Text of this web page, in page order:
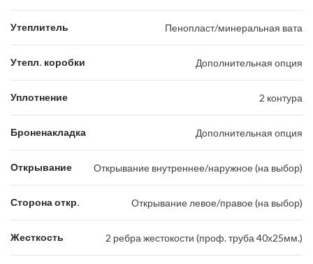
Утеплитель Пенопласт/минеральная вата
Утепл. коробки Дополнительная опция
Уплотнение 2 контура
Броненакладка Дополнительная опция
Открывание Открывание внутреннее/наружное (на выбор)
Сторона откр. Открывание левое/правое (на выбор)
Жесткость 2 ребра жестокости (проф. труба 40х25мм.)